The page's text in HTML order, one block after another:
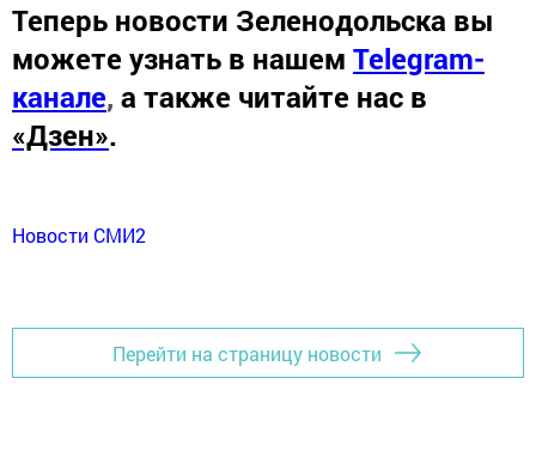
Теперь новости Зеленодольска вы
можете узнать в нашем Telegram-
канале, а также читайте нас в
«Дзен».
Новости СМИ2
Перейти на страницу новости